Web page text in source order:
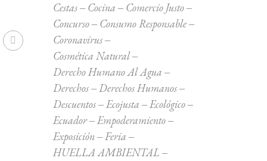
Cestas
Cocina
Comercio Justo
Concurso
Consumo Responsable
Coronavirus
Cosmética Natural
Derecho Humano Al Agua
Derechos
Derechos Humanos
Descuentos
Ecojusta
Ecológico
Ecuador
Empoderamiento
Exposición
Feria
HUELLA AMBIENTAL